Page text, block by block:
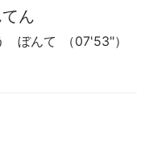
ん
（07'53"）
ぼんて